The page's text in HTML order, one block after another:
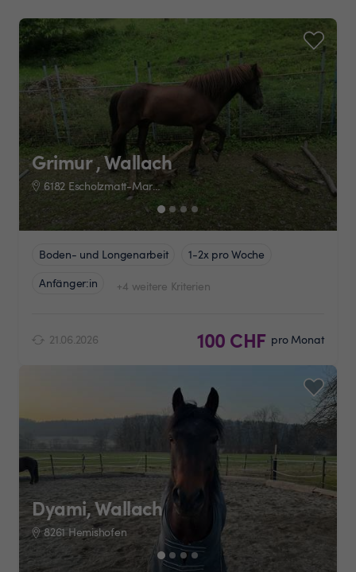
Grimur , Wallach
6182 Escholzmatt-Marbach
Boden- und Longenarbeit
1-2x pro Woche
Anfänger:in
+4 weitere Kriterien
21.06.2026 100 CHF pro Monat
Dyami, Wallach
8261 Hemishofen